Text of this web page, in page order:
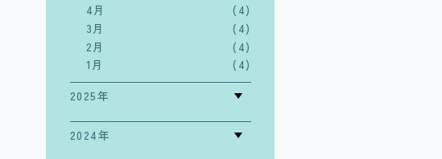
4月
(4)
3月
(4)
2月
(4)
1月
(4)
2025年
2024年